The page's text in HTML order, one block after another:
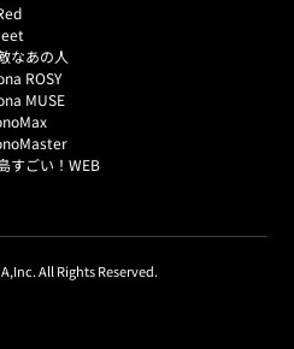
なあの人
ROSY
MUSE
すごい！WEB
All Rights Reserved.